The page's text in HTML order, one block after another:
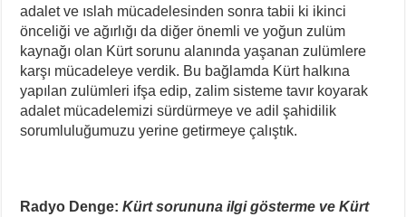
adalet ve ıslah mücadelesinden sonra tabii ki ikinci
önceliği ve ağırlığı da diğer önemli ve yoğun zulüm
kaynağı olan Kürt sorunu alanında yaşanan zulümlere
karşı mücadeleye verdik. Bu bağlamda Kürt halkına
yapılan zulümleri ifşa edip, zalim sisteme tavır koyarak
adalet mücadelemizi sürdürmeye ve adil şahidilik
sorumluluğumuzu yerine getirmeye çalıştık.
Radyo Denge:Kürt sorununa ilgi gösterme ve Kürt